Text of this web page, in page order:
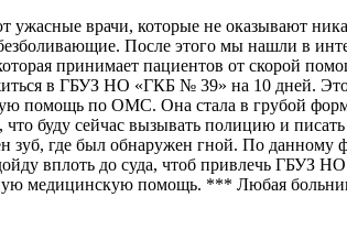
ужасные врачи, которые не оказывают
После этого мы нашли в
принимает пациентов от скорой
в ГБУЗ НО «ГКБ № 39» на 10 дней.
помощь по ОМС. Она стала в грубой
буду сейчас вызывать полицию и
где был обнаружен гной. По данному
вплоть до суда, чтоб привлечь ГБУЗ
медицинскую помощь. *** Любая